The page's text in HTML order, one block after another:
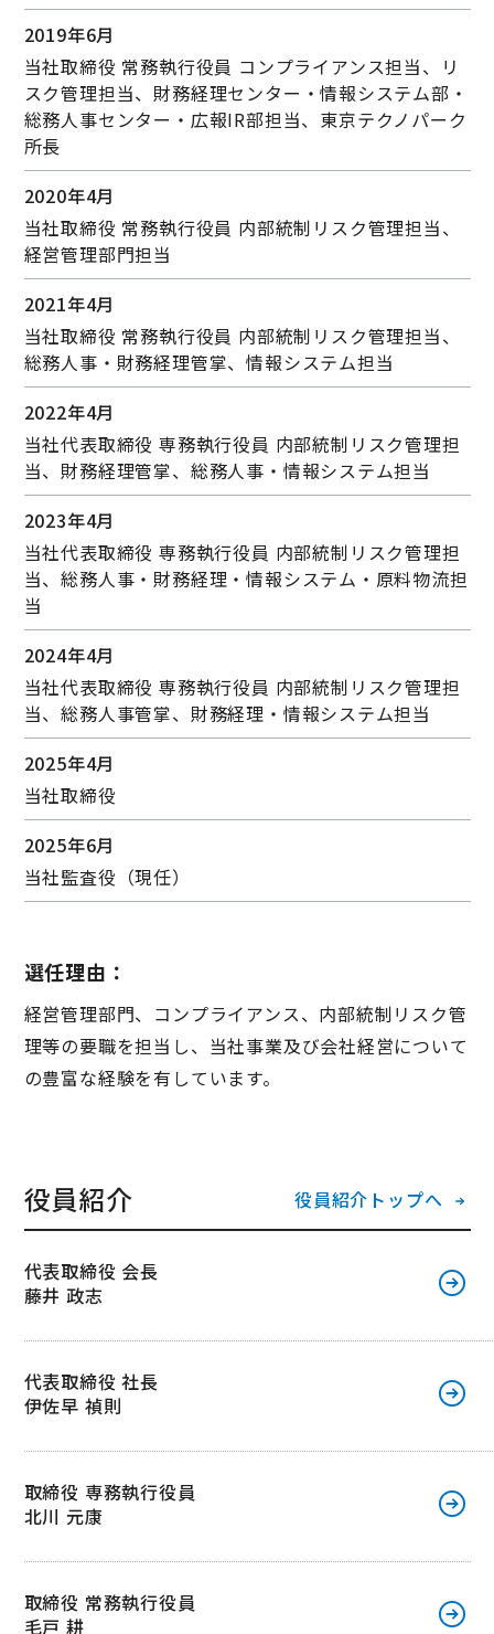
2019年6月
当社取締役 常務執⾏役員 コンプライアンス担当、リ
スク管理担当、財務経理センター・情報システム部・
総務人事センター・広報IR部担当、東京テクノパーク
所長
2020年4月
当社取締役 常務執⾏役員 内部統制リスク管理担当、
経営管理部門担当
2021年4月
当社取締役 常務執⾏役員 内部統制リスク管理担当、
総務人事・財務経理管掌、情報システム担当
2022年4月
当社代表取締役 専務執⾏役員 内部統制リスク管理担
当、財務経理管掌、総務人事・情報システム担当
2023年4月
当社代表取締役 専務執⾏役員 内部統制リスク管理担
当、総務人事・財務経理・情報システム・原料物流担
当
2024年4月
当社代表取締役 専務執⾏役員 内部統制リスク管理担
当、総務人事管掌、財務経理・情報システム担当
2025年4月
当社取締役
2025年6月
当社監査役（現任）
選任理由：
経営管理部門、コンプライアンス、内部統制リスク管
理等の要職を担当し、当社事業及び会社経営について
の豊富な経験を有しています。
役員紹介 役員紹介トップへ
代表取締役 会長
藤井 政志
代表取締役 社長
伊佐早 禎則
取締役 専務執行役員
北川 元康
取締役 常務執行役員
毛戸 耕